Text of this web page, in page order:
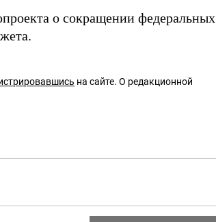
о сокращении федеральных
на сайте. О редакционной